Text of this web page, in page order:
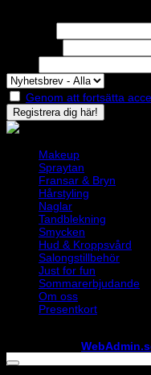
Genom att fortsätta
Makeup
Spraytan
Fransar & Bryn
Hårstyling
Naglar
Tandblekning
Smycken
Hud & Kroppsvård
Salongstillbehör
Just for fun
Sommarerbjudande
Om oss
Presentkort